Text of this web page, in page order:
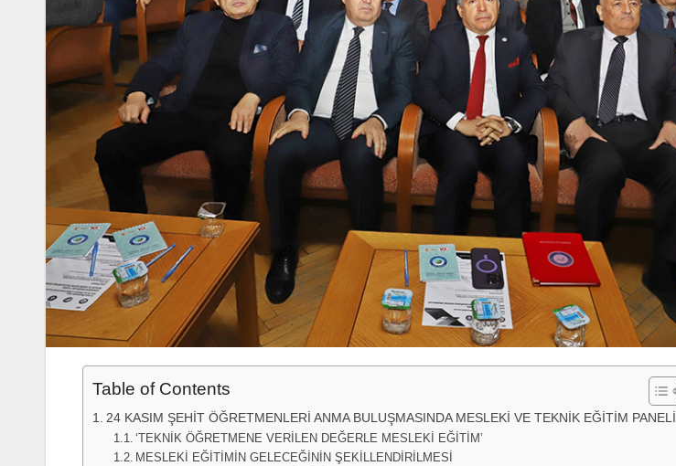
Table of Contents
24 KASIM ŞEHİT ÖĞRETMENLERİ ANMA BULUŞMASINDA MESLEKİ VE TEKNİK EĞİTİM PANELİ
‘TEKNİK ÖĞRETMENE VERİLEN DEĞERLE MESLEKİ EĞİTİM’
MESLEKİ EĞİTİMİN GELECEĞİNİN ŞEKİLLENDİRİLMESİ